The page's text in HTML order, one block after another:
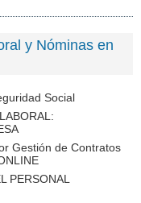
y Nóminas en
Social
Gestión de Contratos
PERSONAL